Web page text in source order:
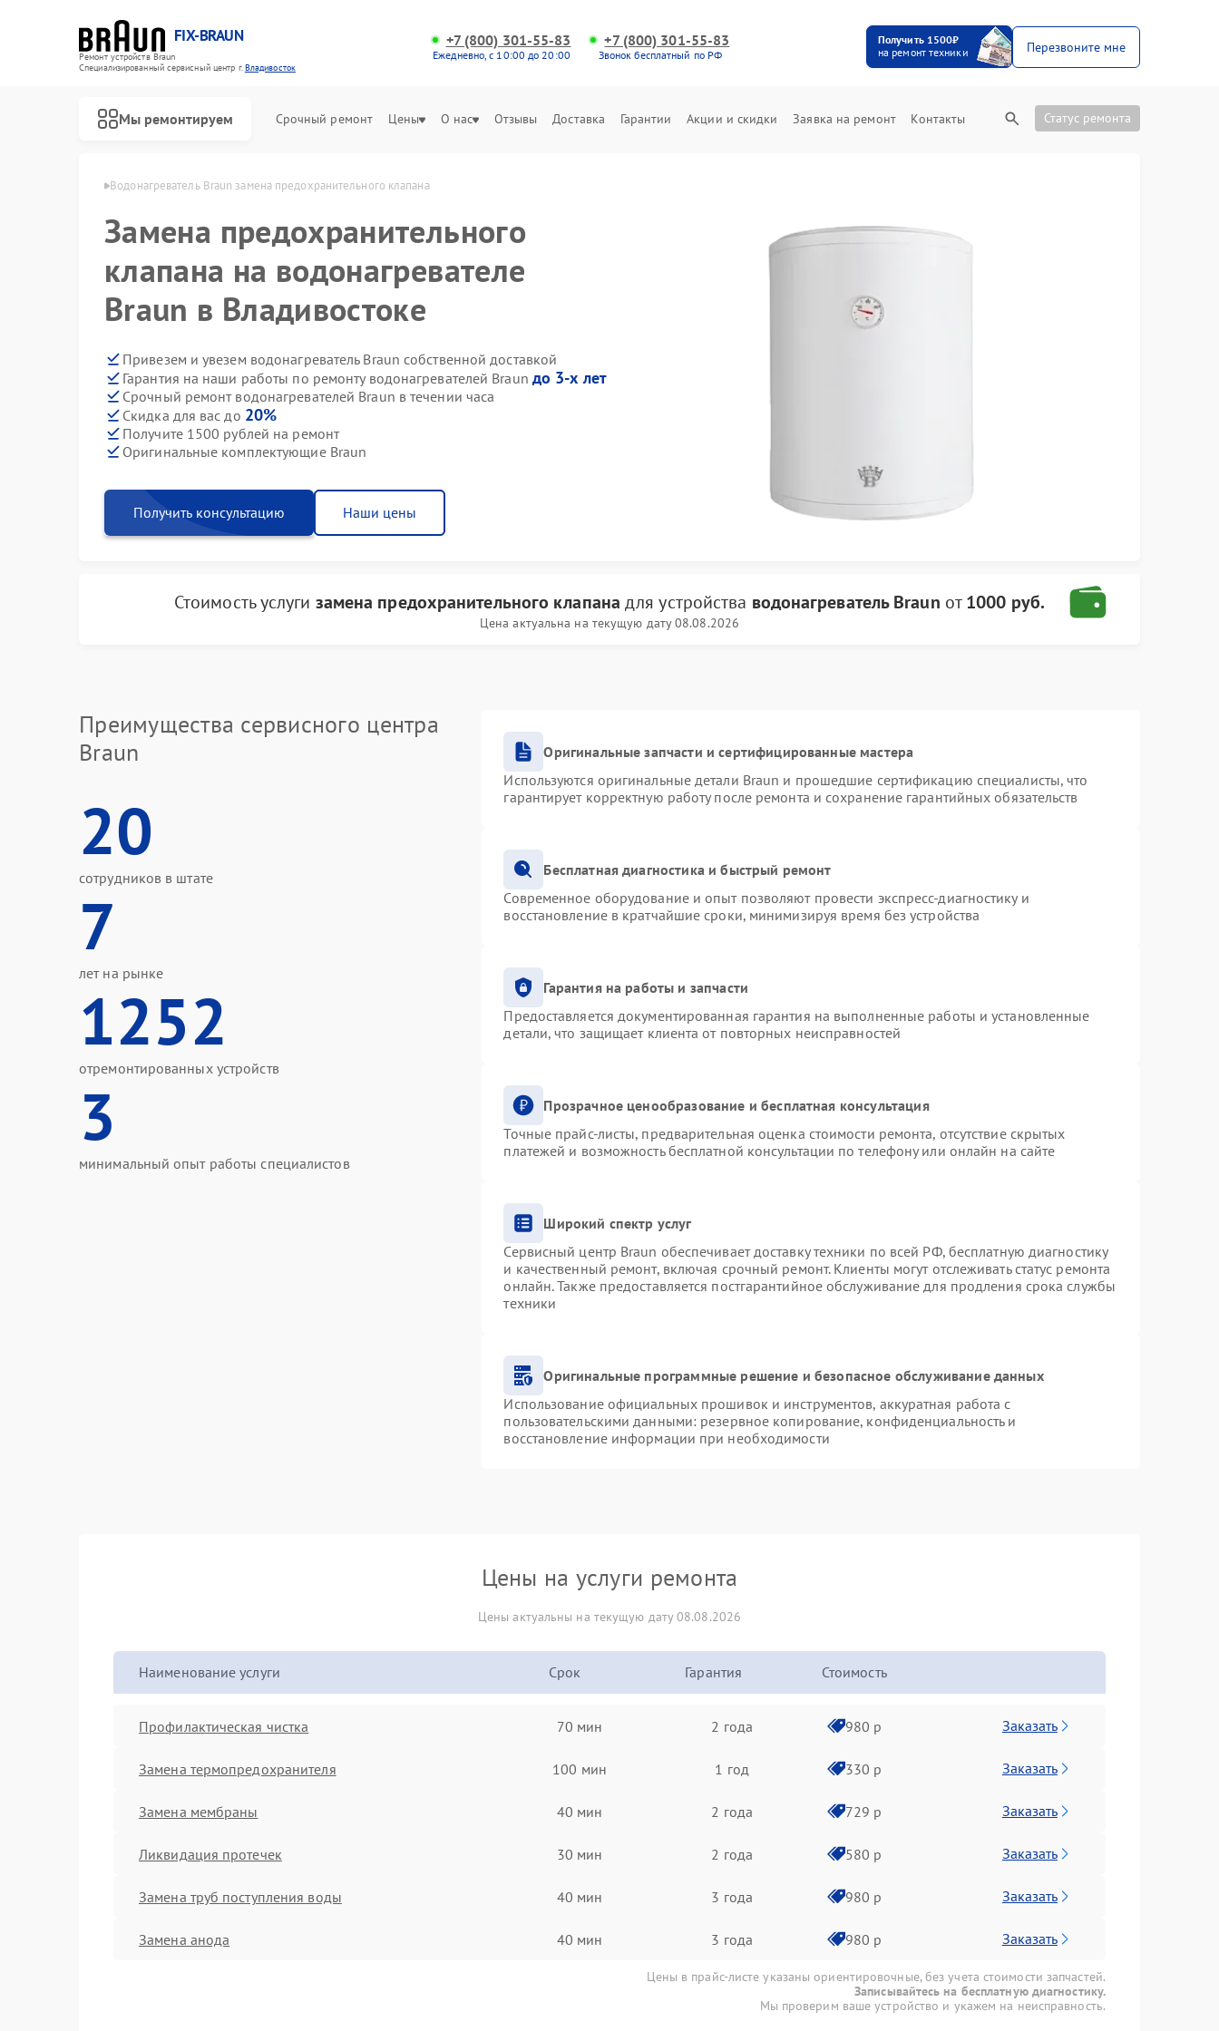
FIX-BRAUN
Ремонт устройств Braun
Специализированный cервисный центр г.Владивосток
+7 (800) 301-55-83
Ежедневно, с 10:00 до 20:00
+7 (800) 301-55-83
Звонок бесплатный по РФ
Получить 1500₽
на ремонт техники
Перезвоните мне
Мы ремонтируем Срочный ремонт Цены О нас Отзывы Доставка Гарантии Акции и скидки Заявка на ремонт Контакты Статус ремонта
в Владивостоке Водонагреватель Braun замена предохранительного клапана
Замена предохранительного
клапана на водонагревателе
Braun в Владивостоке
Привезем и увезем водонагреватель Braun собственной доставкой
Гарантия на наши работы по ремонту водонагревателей Braun до 3-х лет
Срочный ремонт водонагревателей Braun в течении часа
Скидка для вас до 20%
Получите 1500 рублей на ремонт
Оригинальные комплектующие Braun
Получить консультацию Наши цены
Стоимость услуги замена предохранительного клапана для устройства водонагреватель Braun от1000 руб.
Цена актуальна на текущую дату 08.08.2026
Преимущества сервисного центра
Braun
20
сотрудников в штате
7
лет на рынке
1252
отремонтированных устройств
3
минимальный опыт работы специалистов
Оригинальные запчасти и сертифицированные мастера
Используются оригинальные детали Braun и прошедшие сертификацию специалисты, что
гарантирует корректную работу после ремонта и сохранение гарантийных обязательств
Бесплатная диагностика и быстрый ремонт
Современное оборудование и опыт позволяют провести экспресс-диагностику и
восстановление в кратчайшие сроки, минимизируя время без устройства
Гарантия на работы и запчасти
Предоставляется документированная гарантия на выполненные работы и установленные
детали, что защищает клиента от повторных неисправностей
Прозрачное ценообразование и бесплатная консультация
Точные прайс-листы, предварительная оценка стоимости ремонта, отсутствие скрытых
платежей и возможность бесплатной консультации по телефону или онлайн на сайте
Широкий спектр услуг
Сервисный центр Braun обеспечивает доставку техники по всей РФ, бесплатную диагностику
и качественный ремонт, включая срочный ремонт. Клиенты могут отслеживать статус ремонта
онлайн. Также предоставляется постгарантийное обслуживание для продления срока службы
техники
Оригинальные программные решение и безопасное обслуживание данных
Использование официальных прошивок и инструментов, аккуратная работа с
пользовательскими данными: резервное копирование, конфиденциальность и
восстановление информации при необходимости
Цены на услуги ремонта
Цены актуальны на текущую дату 08.08.2026
Наименование услуги Срок Гарантия Стоимость
Профилактическая чистка 70 мин 2 года 980 р Заказать
Замена термопредохранителя 100 мин 1 год 330 р Заказать
Замена мембраны 40 мин 2 года 729 р Заказать
Ликвидация протечек 30 мин 2 года 580 р Заказать
Замена труб поступления воды 40 мин 3 года 980 р Заказать
Замена анода 40 мин 3 года 980 р Заказать
Цены в прайс-листе указаны ориентировочные, без учета стоимости запчастей.
Записывайтесь на бесплатную диагностику.
Мы проверим ваше устройство и укажем на неисправность.